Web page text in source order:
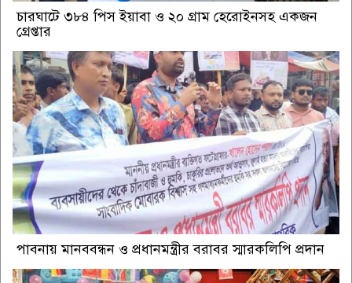
চারঘাটে ৩৮৪ পিস ইয়াবা ও ২০ গ্রাম হেরোইনসহ একজন
গ্রেপ্তার
পাবনায় মানববন্ধন ও প্রধানমন্ত্রীর বরাবর স্মারকলিপি প্রদান